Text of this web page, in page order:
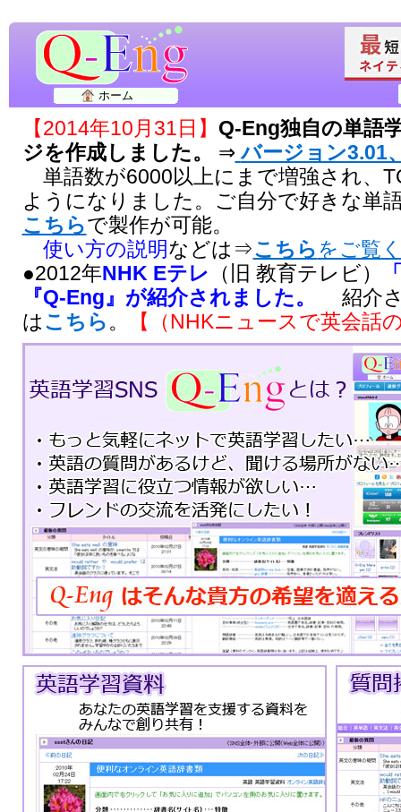
ホーム
【2014年10月31日】 Q-Eng独自の単語
ジを作成しました。
⇒ バージョン3.01
単語数が6000以上にまで増強され、
ようになりました。ご自分で好きな単
こちらで製作が可能。
使い方の説明などは⇒こちらをご覧
●2012年NHK Eテレ （旧 教育テレビ）
『Q-Eng』が紹介されました。
紹介さ
はこちら。 【（NHKニュースで英会話